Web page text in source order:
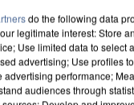
do the following data
legitimate interest: Store
Use limited data to select
advertising; Use profiles
advertising performance;
audiences through